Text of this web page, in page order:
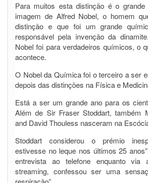
Para muitos esta distinção é o
imagem de Alfred Nobel, o homem
distinção e que foi um grande
responsável pela invenção da
Nobel foi para verdadeiros químicos, o
acontece.
O Nobel da Química foi o terceiro a ser
depois das distinções na Física e
Está a ser um grande ano para os
Além de Sir Fraser Stoddart, também
and David Thouless nasceram na
Stoddart considerou o prémio
estivesse no leque nos últimos 25
entrevista ao telefone enquanto via
streaming, confessou ser uma